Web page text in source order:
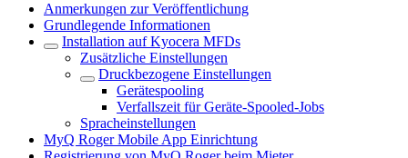
Anmerkungen zur Veröffentlichung
Grundlegende Informationen
Installation auf Kyocera MFDs
Zusätzliche Einstellungen
Druckbezogene Einstellungen
Gerätespooling
Verfallszeit für Geräte-Spooled-Jobs
Spracheinstellungen
MyQ Roger Mobile App Einrichtung